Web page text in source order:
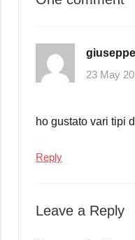
giuseppe
23 May
ho gustato vari tipi
Reply
Leave a Reply